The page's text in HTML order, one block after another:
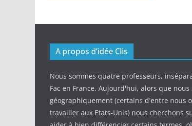
A propos d’idée Clis
Nous sommes quatre professeurs,
Fac en France. Aujourd'hui, alors que nous
géographiquement (certains d'entre nous
travailler aux Etats-Unis) nous cherchons